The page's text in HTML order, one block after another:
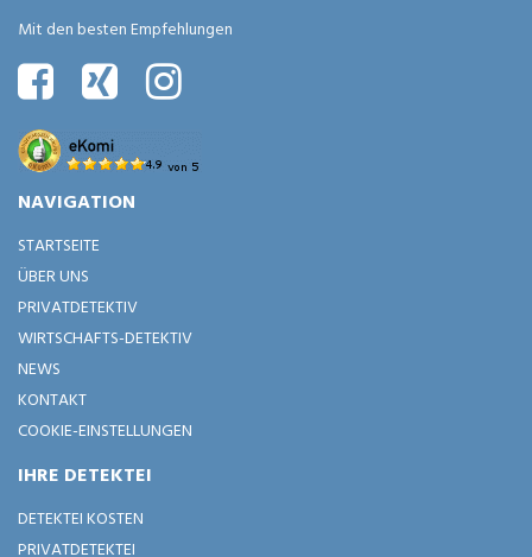
Mit den besten Empfehlungen
NAVIGATION
STARTSEITE
ÜBER UNS
PRIVATDETEKTIV
WIRTSCHAFTS-DETEKTIV
NEWS
KONTAKT
COOKIE-EINSTELLUNGEN
IHRE DETEKTEI
DETEKTEI KOSTEN
PRIVATDETEKTEI